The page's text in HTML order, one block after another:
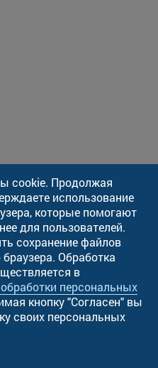
cookie. Продолжая
использование
которые помогают
для пользователей.
сохранение файлов
Обработка
в
персональных
кнопку "Cогласен" вы
своих персональных